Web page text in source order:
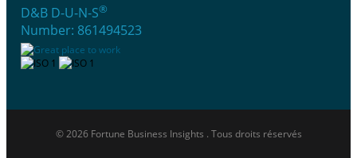
D&B D-U-N-S®
Number: 861494523
© 2026 Fortune Business Insights . Tous droits réservés